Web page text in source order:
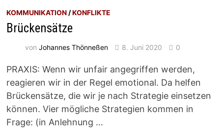
KOMMUNIKATION /KONFLIKTE
Brückensätze
vonJohannes Thönneßen 8. Juni 2020 0
PRAXIS: Wenn wir unfair angegriffen werden,
reagieren wir in der Regel emotional. Da helfen
Brückensätze, die wir je nach Strategie einsetzen
können. Vier mögliche Strategien kommen in
Frage: (in Anlehnung …